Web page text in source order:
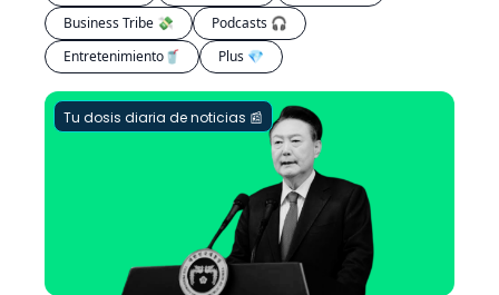
Business Tribe 💸
Podcasts 🎧
Entretenimiento🥤
Plus 💎
Tu dosis diaria de noticias 📰